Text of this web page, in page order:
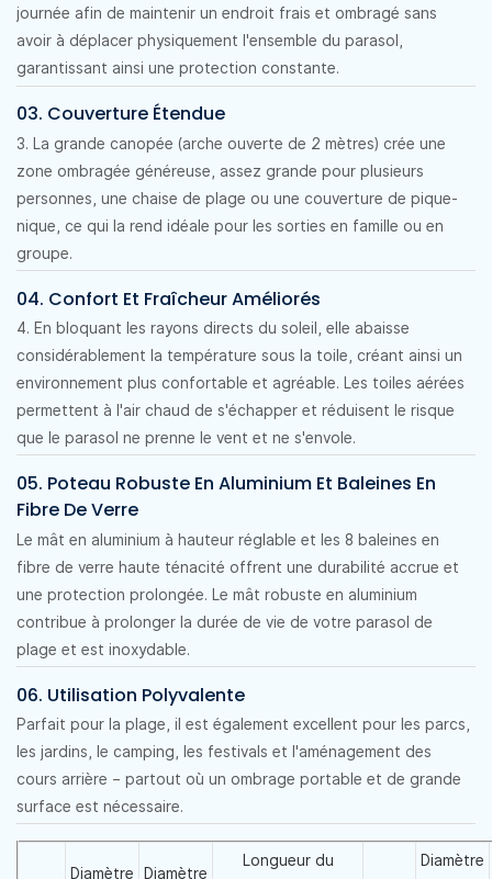
journée afin de maintenir un endroit frais et ombragé sans
avoir à déplacer physiquement l'ensemble du parasol,
garantissant ainsi une protection constante.
03. Couverture Étendue
3. La grande canopée (arche ouverte de 2 mètres) crée une
zone ombragée généreuse, assez grande pour plusieurs
personnes, une chaise de plage ou une couverture de pique-
nique, ce qui la rend idéale pour les sorties en famille ou en
groupe.
04. Confort Et Fraîcheur Améliorés
4. En bloquant les rayons directs du soleil, elle abaisse
considérablement la température sous la toile, créant ainsi un
environnement plus confortable et agréable. Les toiles aérées
permettent à l'air chaud de s'échapper et réduisent le risque
que le parasol ne prenne le vent et ne s'envole.
05. Poteau Robuste En Aluminium Et Baleines En
Fibre De Verre
Le mât en aluminium à hauteur réglable et les 8 baleines en
fibre de verre haute ténacité offrent une durabilité accrue et
une protection prolongée. Le mât robuste en aluminium
contribue à prolonger la durée de vie de votre parasol de
plage et est inoxydable.
06. Utilisation Polyvalente
Parfait pour la plage, il est également excellent pour les parcs,
les jardins, le camping, les festivals et l'aménagement des
cours arrière – partout où un ombrage portable et de grande
surface est nécessaire.
Diamètre Diamètre
Longueur du Diamètre